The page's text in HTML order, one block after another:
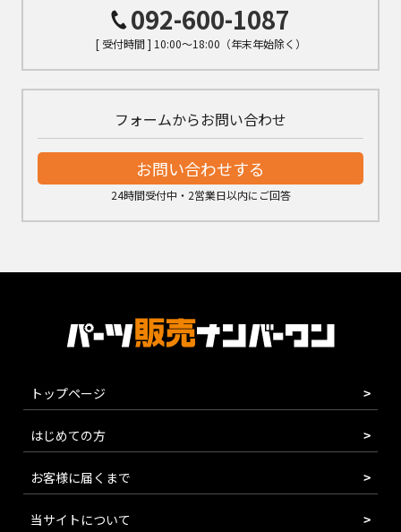
092-600-1087
[ 受付時間 ] 10:00～18:00（年末年始除く）
フォームからお問い合わせ
お問い合わせする
24時間受付中・2営業日以内にご回答
トップページ
はじめての方
お客様に届くまで
当サイトについて